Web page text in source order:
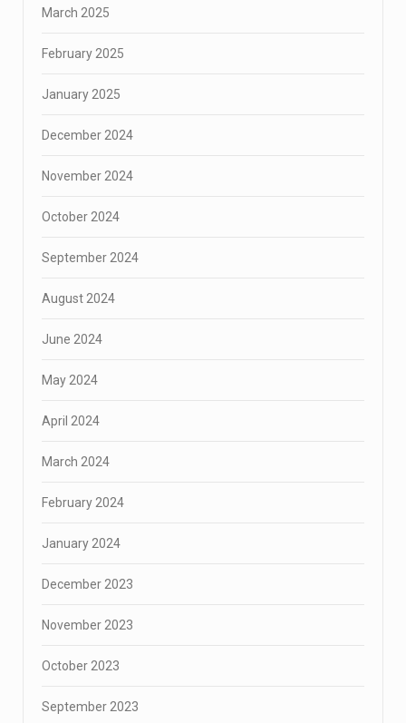
March 2025
February 2025
January 2025
December 2024
November 2024
October 2024
September 2024
August 2024
June 2024
May 2024
April 2024
March 2024
February 2024
January 2024
December 2023
November 2023
October 2023
September 2023